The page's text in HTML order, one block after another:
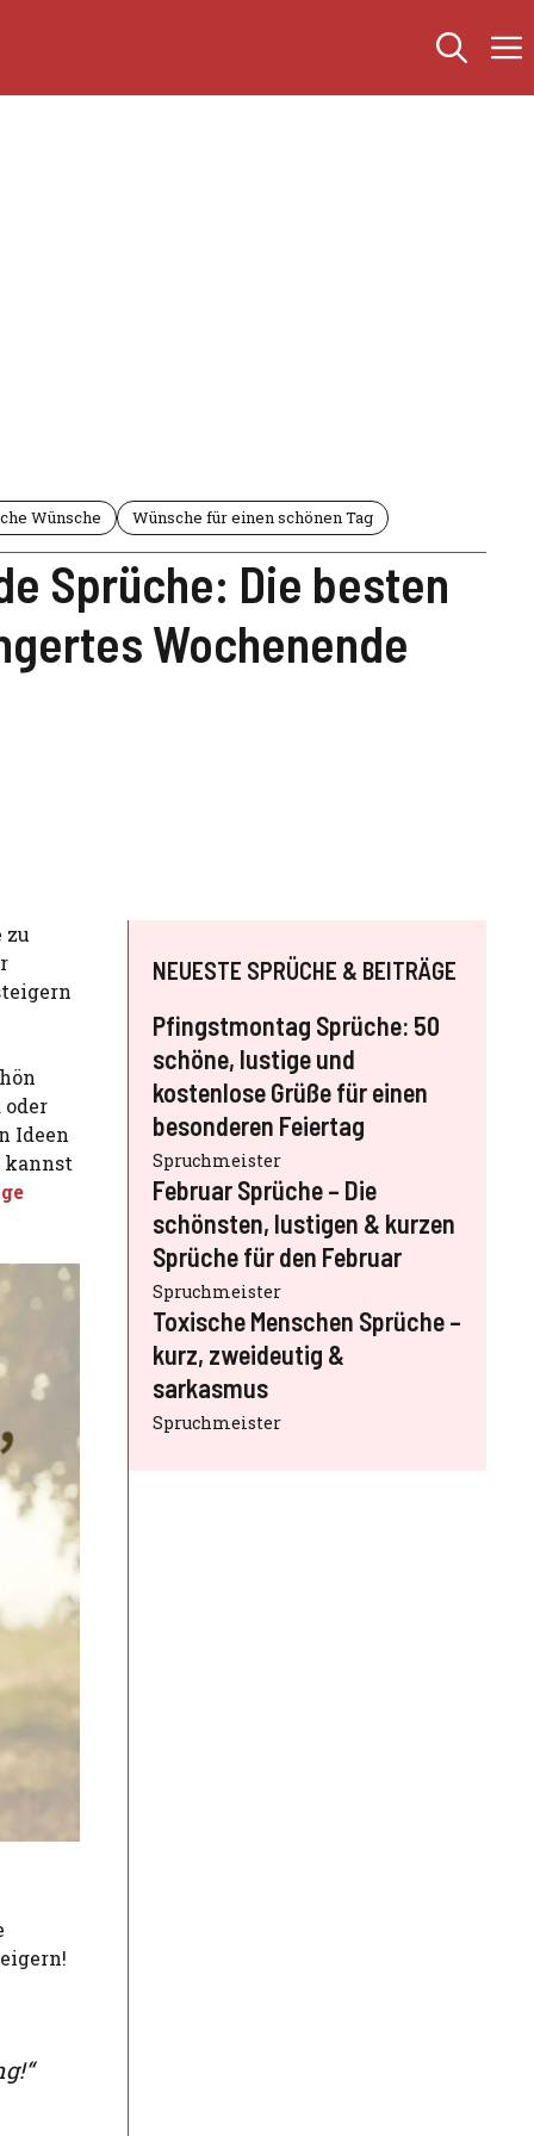
Wünsche Wünsche für einen schönen Tag
Sprüche: Die besten
Wochenende
zu
Ideen
kannst
NEUESTE SPRÜCHE & BEITRÄGE
Pfingstmontag Sprüche: 50
schöne, lustige und
kostenlose Grüße für einen
besonderen Feiertag
Spruchmeister
Februar Sprüche – Die
schönsten, lustigen & kurzen
Sprüche für den Februar
Spruchmeister
Toxische Menschen Sprüche –
kurz, zweideutig &
sarkasmus
Spruchmeister